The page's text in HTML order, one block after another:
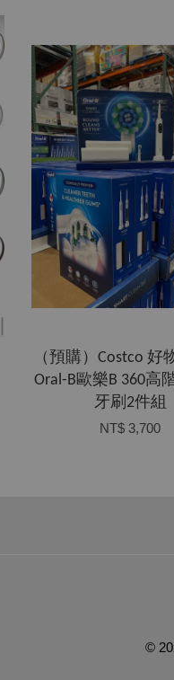
（預購）Costco 好
Oral-B歐樂B 360高
牙刷2件組
NT$ 3,700
©